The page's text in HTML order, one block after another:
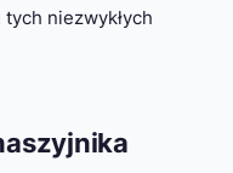
niezwykłych